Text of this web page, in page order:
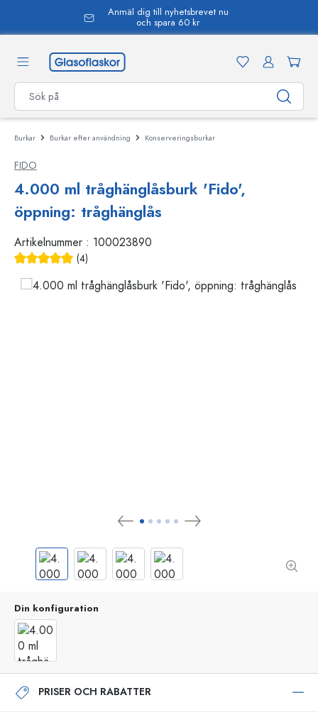
Anmäl dig till nyhetsbrevet nu
och spara 60 kr
Burkar Burkar efter användning Konserveringsburkar
FIDO
4.000 ml tråghänglåsburk 'Fido',
öppning: tråghänglås
Artikelnummer : 100023890
(4)
Din konfiguration
PRISER OCH RABATTER